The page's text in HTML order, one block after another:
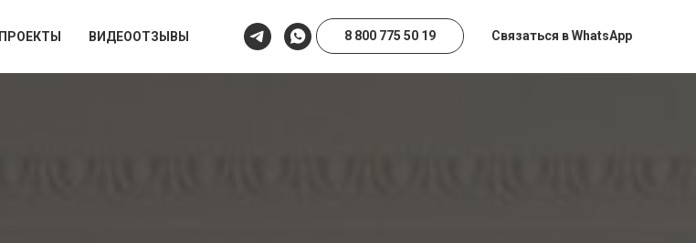
ПРОЕКТЫ ВИДЕООТЗЫВЫ 8 800 775 50 19 Связаться в WhatsApp